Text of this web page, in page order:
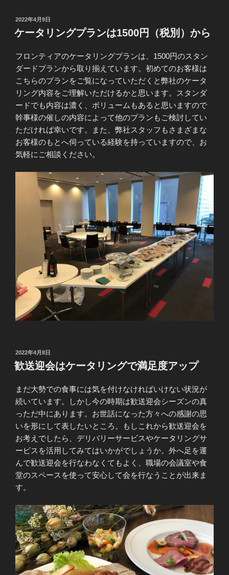
投
稿
日:
2022年4月9日
ケータリングプランは1500円（税別）から
フロンティアのケータリングプランは、1500円のスタン
ダードプランから取り揃えています。初めてのお客様は
こちらのプランをご覧になっていただくと弊社のケータ
リング内容をご理解いただけるかと思います。スタンダ
ードでも内容は濃く、ボリュームもあると思いますので
幹事様の催しの内容によって他のプランもご検討してい
ただければ幸いです。また、弊社スタッフもさまざまな
お客様のもとへ伺っている経験を持っていますので、お
気軽にご相談ください。
投
稿
日:
2022年4月8日
歓送迎会はケータリングで満足度アップ
まだ大勢での食事には気を付けなければいけない状況が
続いています。しかし今の時期は歓送迎会シーズンの真
っただ中にあります。お世話になった方々への感謝の思
いを形にして表したいところ。もしこれから歓送迎会を
お考えでしたら、デリバリーサービスやケータリングサ
ービスを活用してみてはいかがでしょうか。外へ足を運
んで歓送迎会を行なわなくてもよく、職場の会議室や食
堂のスペースを使って安心して会を行なうことが出来ま
す。